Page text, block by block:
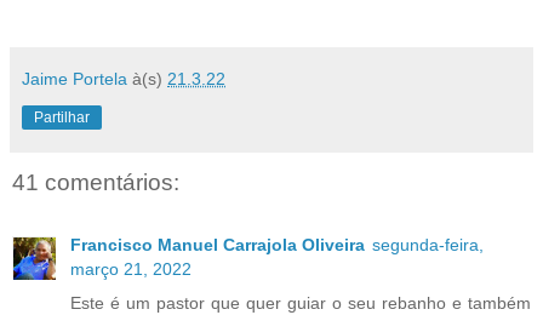
Jaime Portela à(s) 21.3.22
Partilhar
41 comentários:
Francisco Manuel Carrajola Oliveira segunda-feira,
março 21, 2022
Este é um pastor que quer guiar o seu rebanho e também